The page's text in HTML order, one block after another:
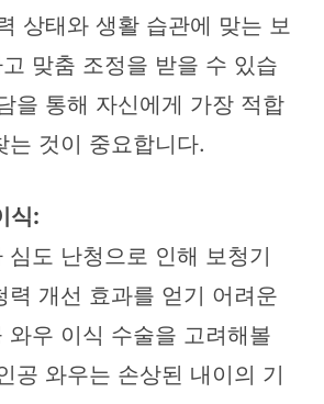
상태와 생활 습관에 맞는 보
맞춤 조정을 받을 수 있습
을 통해 자신에게 가장 적합
는 것이 중요합니다.
식:
심도 난청으로 인해 보청기
력 개선 효과를 얻기 어려운
와우 이식 수술을 고려해볼
공 와우는 손상된 내이의 기